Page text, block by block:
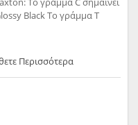
Black Το γράμμα T
Περισσότερα